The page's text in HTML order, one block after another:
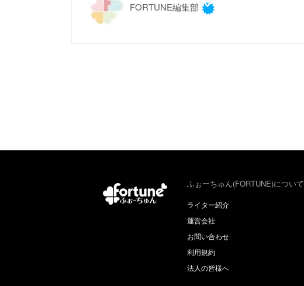
FORTUNE編集部
ふぉーちゅん(FORTUNE)について
ライター紹介
運営会社
お問い合わせ
利用規約
法人の皆様へ